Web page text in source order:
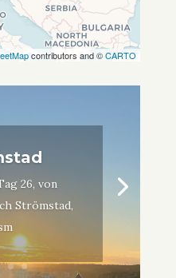
contributors and ©CARTO
26, von
Strömstad,